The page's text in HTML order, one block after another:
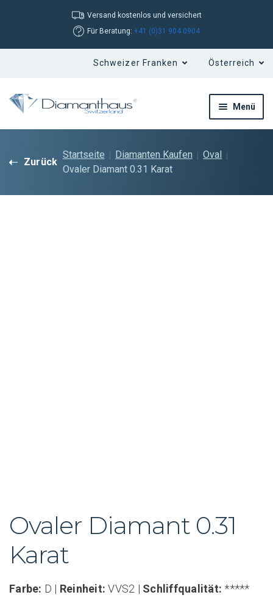
Versand kostenlos und versichert
Für Beratung: +41 (0)31 904 0904
Menü
Zurück
Startseite Diamanten Kaufen
Oval
Ovaler Diamant 0.31 Karat
Ovaler Diamant 0.31
Karat
Farbe: D | Reinheit: VVS2 | Schliffqualität: *****